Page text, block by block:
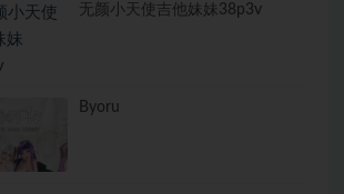
无颜小天使吉他妹妹38p3v
Byoru